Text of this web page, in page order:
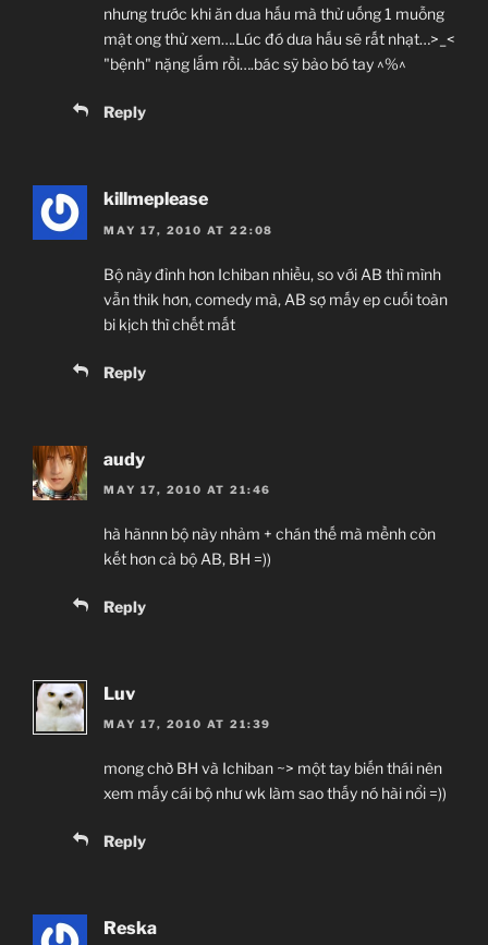
nhưng trước khi ăn dua hấu mà thử uống 1 muỗng
mật ong thử xem….Lúc đó dưa hấu sẽ rất nhạt…>_<
"bệnh" nặng lắm rồi….bác sỹ bảo bó tay ^%^
Reply
killmeplease
MAY 17, 2010 AT 22:08
Bộ này đỉnh hơn Ichiban nhiều, so với AB thì mình
vẫn thik hơn, comedy mà, AB sợ mấy ep cuối toàn
bi kịch thì chết mất
Reply
audy
MAY 17, 2010 AT 21:46
hà hãnnn bộ này nhảm + chán thế mà mềnh còn
kết hơn cả bộ AB, BH =))
Reply
Luv
MAY 17, 2010 AT 21:39
mong chờ BH và Ichiban ~> một tay biến thái nên
xem mấy cái bộ như wk làm sao thấy nó hài nổi =))
Reply
Reska